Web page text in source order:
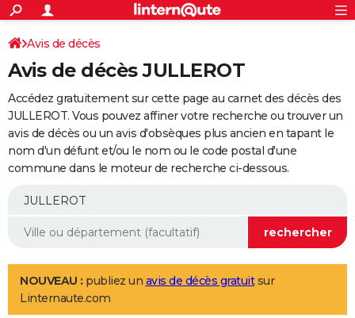
ACTUALITÉS
Politique
Société
Faits Divers
Education
Monde
Villes
+
SPORT
Coupe du monde 2026
Football
Tennis
Cyclisme
Rugby
Forum
Programme TV
TNT
Streaming
Cinéma
Sorties cinéma
Musique
+
FINANCE
Retraite
Epargne
Immobilier
Risques naturels par ville
Banque
Assurance
AUTO
Essais
Réserver un essai
Citadines
Berlines
SUV
Forum auto
+
Mobiles
Meilleur smartphone
Internet
Ordinateurs
Jeux vidéo
Guide high-tech
Aménagement intérieur
LIFESTYLE
Art de vivre
Bien-être
Loisirs
Mode
Modes de vie
Avis de décès
Avis de décès JULLEROT
Accédez gratuitement sur cette page au carnet des décès des
JULLEROT. Vous pouvez affiner votre recherche ou trouver un
avis de décès ou un avis d'obsèques plus ancien en tapant le
nom d'un défunt et/ou le nom ou le code postal d'une
commune dans le moteur de recherche ci-dessous.
NOUVEAU : publiez un avis de décès gratuitsur
Linternaute.com